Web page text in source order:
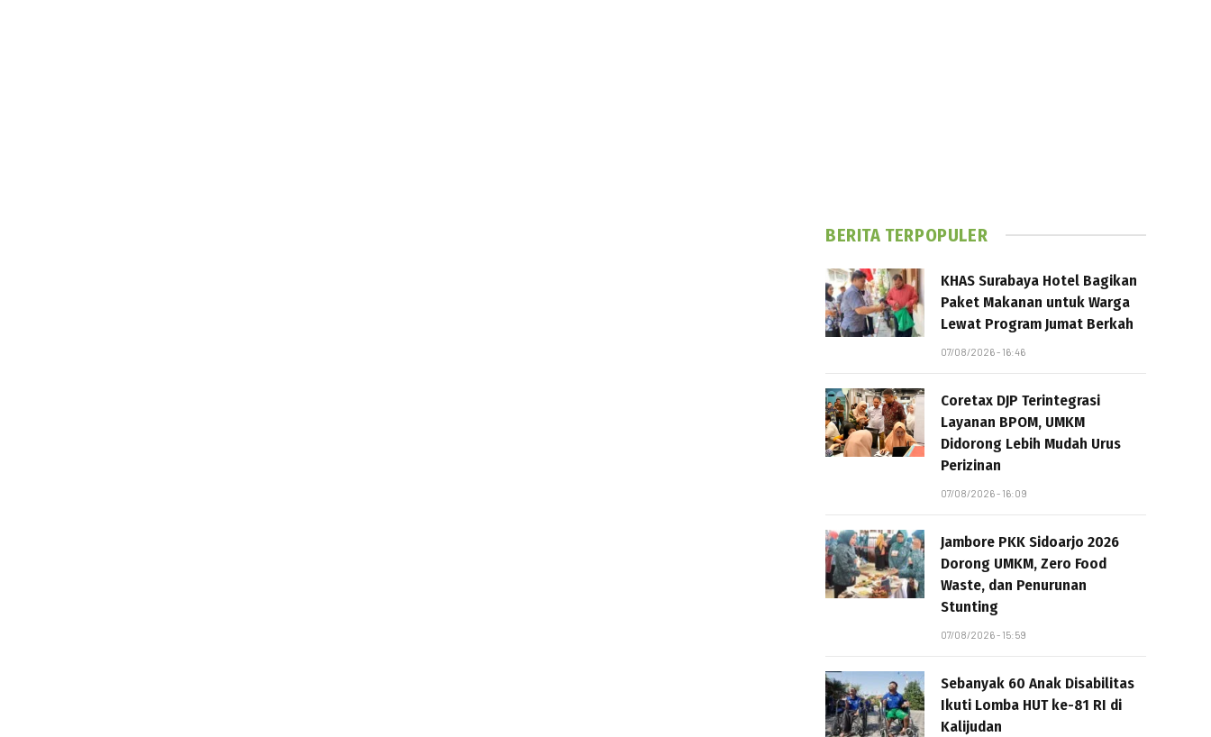
BERITA TERPOPULER
KHAS Surabaya Hotel Bagikan
Paket Makanan untuk Warga
Lewat Program Jumat Berkah
07/08/2026 - 16:46
Coretax DJP Terintegrasi
Layanan BPOM, UMKM
Didorong Lebih Mudah Urus
Perizinan
07/08/2026 - 16:09
Jambore PKK Sidoarjo 2026
Dorong UMKM, Zero Food
Waste, dan Penurunan
Stunting
07/08/2026 - 15:59
Sebanyak 60 Anak Disabilitas
Ikuti Lomba HUT ke-81 RI di
Kalijudan